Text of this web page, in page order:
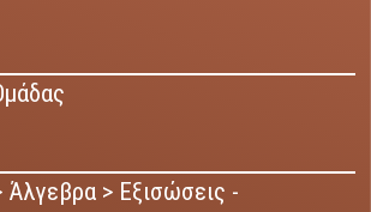
Άλγεβρα > Εξισώσεις -